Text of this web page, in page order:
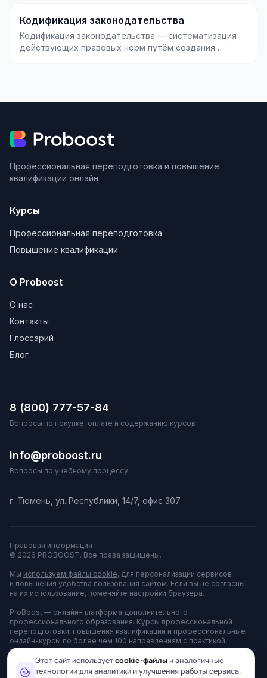
Кодификация законодательства
Кодификация законодательства — систематизация
действующих правовых норм путём создания
Профессиональная переподготовка и повышение
квалификации онлайн
Курсы
Профессиональная переподготовка
Повышение квалификации
О Proboost
О нас
Контакты
Глоссарий
Блог
8 (800) 777-57-84
Вопросы по покупке, оплате и содержанию курсов
info@proboost.ru
Вопросы по учебному процессу
г. Тюмень, ул. Республики, 14/7, офис 307
Правовая информация
© 2026 PROBOOST. Все права защищены.
Мы используем файлы cookie, для персонализации сервисов
и повышения удобства пользования сайтом. Если вы не согласны
на их использование, поменяйте настройки браузера.
ProBoost — онлайн-платформа дополнительного
профессионального образования. Курсы профессиональной
переподготовки, повышения квалификации и профессиональные
онлайн-курсы по более чем 100 направлениям с практикой
на тренажёрах. Платформа принадлежит АНО ДПО «ЦППК»
и используется для оказания образовательных услуг.
Этот сайт используетcookie-файлы и аналогичные
технологии для аналитики и улучшения работы сервиса.